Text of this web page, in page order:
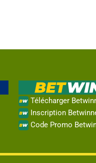
Télécharger
Inscription
Code Promo